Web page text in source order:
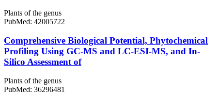
Plants of the genus
PubMed: 42005722
Comprehensive Biological Potential, Phytochemical
Profiling Using GC-MS and LC-ESI-MS, and In-
Silico Assessment of
Plants of the genus
PubMed: 36296481